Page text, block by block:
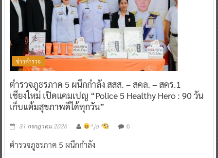
ข่าวตำรวจ
ตำรวจภูธรภาค 5 ผนึกกำลัง สสส. – สคล. – สคร.1
เชียงใหม่ เปิดแคมเปญ “Police 5 Healthy Hero : 90 วัน
เก็บแต้มสุขภาพดีได้ทุกวัน”
31 กรกฎาคม 2026 ^ jo ^ 0
ตำรวจภูธรภาค 5 ผนึกกำลัง